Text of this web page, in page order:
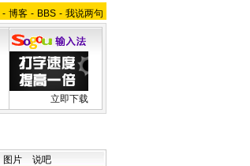
- 博客 - BBS - 我说两句
立即下载
图片 说吧